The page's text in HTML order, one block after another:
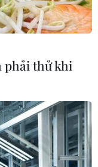
phải thử khi